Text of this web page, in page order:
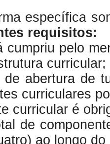
específica
requisitos:
pelo
curricular;
de abertura de
curriculares
curricular é
de
ao longo do